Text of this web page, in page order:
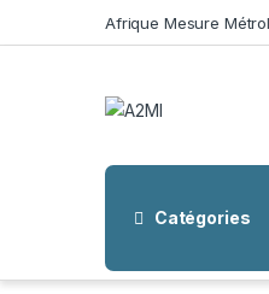
Afrique Mesure
Catégories